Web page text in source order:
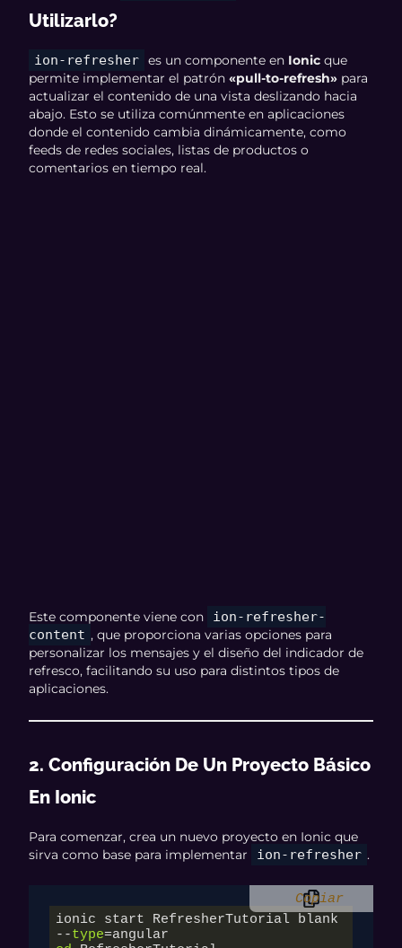
Utilizarlo?
ion-refresher es un componente en Ionic que
permite implementar el patrón«pull-to-refresh» para
actualizar el contenido de una vista deslizando hacia
abajo. Esto se utiliza comúnmente en aplicaciones
donde el contenido cambia dinámicamente, como
feeds de redes sociales, listas de productos o
comentarios en tiempo real.
Este componente viene con
ion-refresher-
content , que proporciona varias opciones para
personalizar los mensajes y el diseño del indicador de
refresco, facilitando su uso para distintos tipos de
aplicaciones.
2. Configuración De Un Proyecto Básico
En Ionic
Para comenzar, crea un nuevo proyecto en Ionic que
sirva como base para implementar
ion-refresher .
Copiar
ionic start RefresherTutorial blank
--type